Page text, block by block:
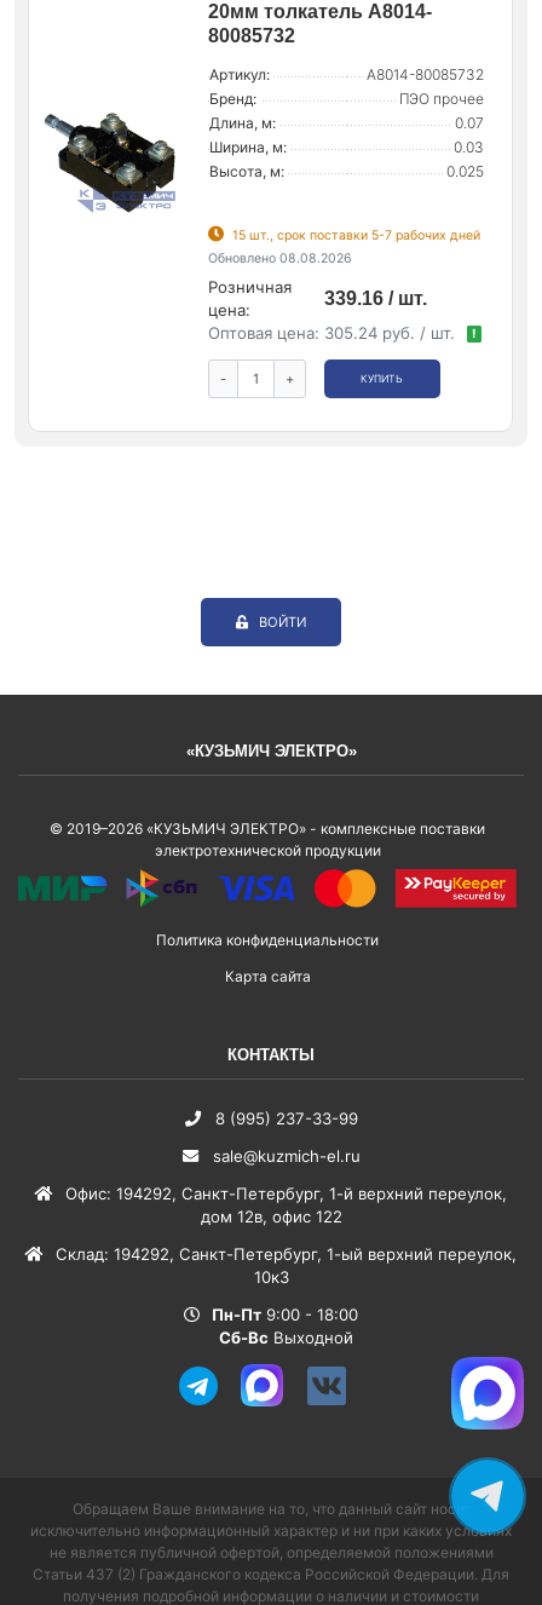
20мм толкатель A8014-
80085732
Артикул:
A8014-80085732
Бренд:
ПЭО прочее
Длина, м:
0.07
Ширина, м:
0.03
Высота, м:
0.025
15 шт., срок поставки 5-7 рабочих дней
Обновлено 08.08.2026
Розничная
цена:
339.16 / шт.
Оптовая цена: 305.24 руб. / шт. !
- + КУПИТЬ
ВОЙТИ
«КУЗЬМИЧ ЭЛЕКТРО»
© 2019–2026 «КУЗЬМИЧ ЭЛЕКТРО» - комплексные поставки
электротехнической продукции
Политика конфиденциальности
Карта сайта
КОНТАКТЫ
8 (995) 237-33-99
sale@kuzmich-el.ru
Офис: 194292, Санкт-Петербург, 1-й верхний переулок,
дом 12в, офис 122
Склад: 194292, Санкт-Петербург, 1-ый верхний переулок,
10к3
Пн-Пт 9:00 - 18:00
Сб-Вс Выходной
Обращаем Ваше внимание на то, что данный сайт носит
исключительно информационный характер и ни при каких условиях
не является публичной офертой, определяемой положениями
Статьи 437 (2) Гражданского кодекса Российской Федерации. Для
получения подробной информации о наличии и стоимости